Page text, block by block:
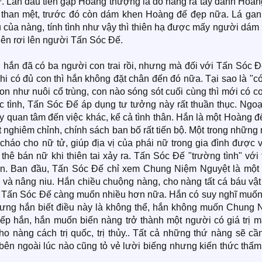
mệt, trước đó còn dám khen Hoàng đế đẹp nữa. Lá
nàng, tính tình như vậy thì thiên hạ được mấy người dám
rơi lên người Tấn Sóc Đế.
đã có ba người con trai rồi, nhưng mà đối với Tấn Sóc
có đủ con thì hắn không đặt chân đến đó nữa. Tại sao là
như nuôi cổ trùng, con nào sóng sót cuối cùng thì mới có
tình, Tấn Sóc Đế áp dụng tư tưởng này rất thuần thục.
tâm đến việc khác, kể cả tình thân. Hắn là một Hoàng
chỉnh, chính sách ban bố rất tiến bộ. Một trong những
cho nữ tử, giúp địa vị của phái nữ trong gia đình được
bán nữ khi thiên tai xảy ra. Tấn Sóc Đế "trường tình" với
Ban đầu, Tấn Sóc Đế chỉ xem Chung Niệm Nguyệt là một
nâng niu. Hắn chiều chuộng nàng, cho nàng tất cá báu
Sóc Đế càng muốn nhiều hơn nữa. Hắn có suy nghĩ
hắn biết điều này là không thể, hắn không muốn Chung
hắn, hắn muốn biến nàng trở thành một người có giá trị
nàng cách trị quốc, trị thủy.. Tất cả những thứ nàng sẽ
ngoài lúc nào cũng tỏ vẻ lười biếng nhưng kiến thức